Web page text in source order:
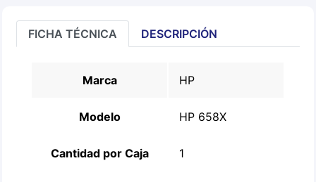
FICHA TÉCNICA DESCRIPCIÓN
Marca HP
Modelo HP 658X
Cantidad por Caja 1